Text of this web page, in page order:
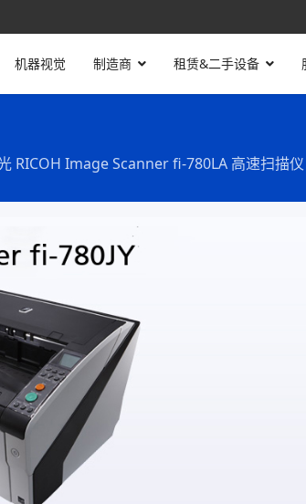
机器视觉 制造商 租赁&二手设备
RICOH Image Scanner fi-780LA 高速扫描仪